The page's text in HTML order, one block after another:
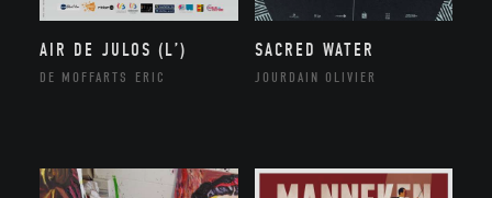
AIR DE JULOS (L’)
DE MOFFARTS ERIC
SACRED WATER
JOURDAIN OLIVIER